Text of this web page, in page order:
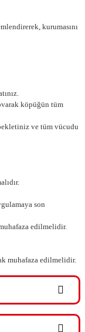
kurumasını
köpüğün tüm
ve tüm vücudu
son
edilmelidir.
muhafaza edilmelidir.